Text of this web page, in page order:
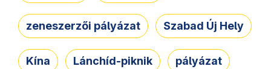
zeneszerzői pályázat Szabad Új Hely
Kína Lánchíd-piknik pályázat